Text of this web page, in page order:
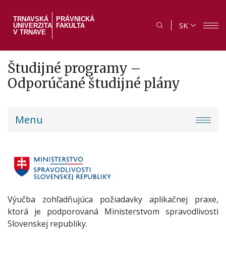
hlavný
TRNAVSKÁ
UNIVERZITA
V TRNAVE
PRÁVNICKÁ
FAKULTA
SK
Študijné programy –
Odporúčané študijné plány
PF
Menu
Výučba zohľadňujúca požiadavky aplikačnej praxe,
ktorá je podporovaná Ministerstvom spravodlivosti
Slovenskej republiky.